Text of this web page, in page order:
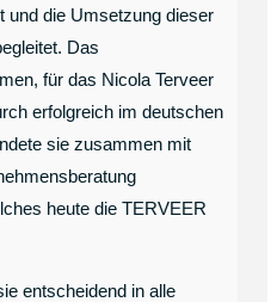
und die Umsetzung dieser
Das
für das Nicola Terveer
erfolgreich im deutschen
sie zusammen mit
heute die TERVEER
entscheidend in alle